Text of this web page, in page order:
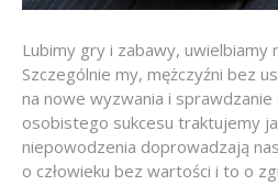
Lubimy gry i zabawy, uwielbiamy
Szczególnie my, mężczyźni bez
na nowe wyzwania i
osobistego sukcesu traktujemy
niepowodzenia doprowadzają
o człowieku bez wartości i to o